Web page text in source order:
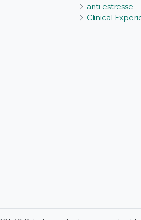
anti estresse
Clinical